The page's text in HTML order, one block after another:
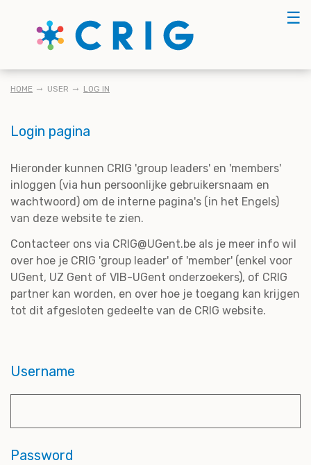
☰
KRUIMELPAD
HOME USER LOG IN
Login pagina
Hieronder kunnen CRIG 'group leaders' en 'members'
inloggen (via hun persoonlijke gebruikersnaam en
wachtwoord) om de interne pagina's (in het Engels)
van deze website te zien.
Contacteer ons via CRIG@UGent.be als je meer info wil
over hoe je CRIG 'group leader' of 'member' (enkel voor
UGent, UZ Gent of VIB-UGent onderzoekers), of CRIG
partner kan worden, en over hoe je toegang kan krijgen
tot dit afgesloten gedeelte van de CRIG website.
Username
Password